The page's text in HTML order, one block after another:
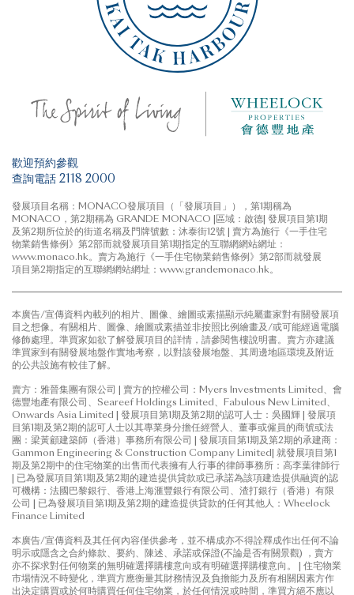
歡迎預約參觀
查詢電話 2118 2000
發展項目名稱：MONACO發展項目（「發展項目」），第1期稱為
MONACO，第2期稱為 GRANDE MONACO |區域：啟德| 發展項目第1期
及第2期所位於的街道名稱及門牌號數：沐泰街12號 | 賣方為施行《一手住宅
物業銷售條例》第2部而就發展項目第1期指定的互聯網網站網址：
www.monaco.hk。賣方為施行《一手住宅物業銷售條例》第2部而就發展
項目第2期指定的互聯網網站網址：www.grandemonaco.hk。
本廣告/宣傳資料內載列的相片、圖像、繪圖或素描顯示純屬畫家對有關發展項
目之想像。有關相片、圖像、繪圖或素描並非按照比例繪畫及/或可能經過電腦
修飾處理。準買家如欲了解發展項目的詳情，請參閱售樓說明書。賣方亦建議
準買家到有關發展地盤作實地考察，以對該發展地盤、其周邊地區環境及附近
的公共設施有較佳了解。
賣方：雅晉集團有限公司 | 賣方的控權公司：Myers Investments Limited、會
德豐地產有限公司、Seareef Holdings Limited、Fabulous New Limited、
Onwards Asia Limited | 發展項目第1期及第2期的認可人士：吳國輝 | 發展項
目第1期及第2期的認可人士以其專業身分擔任經營人、董事或僱員的商號或法
團：梁黃顧建築師（香港）事務所有限公司 | 發展項目第1期及第2期的承建商：
Gammon Engineering & Construction Company Limited| 就發展項目第1
期及第2期中的住宅物業的出售而代表擁有人行事的律師事務所：高李葉律師行
| 已為發展項目第1期及第2期的建造提供貸款或已承諾為該項建造提供融資的認
可機構：法國巴黎銀行、香港上海滙豐銀行有限公司、渣打銀行（香港）有限
公司 | 已為發展項目第1期及第2期的建造提供貸款的任何其他人：Wheelock
Finance Limited
本廣告/宣傳資料及其任何內容僅供參考，並不構成亦不得詮釋成作出任何不論
明示或隱含之合約條款、要約、陳述、承諾或保證(不論是否有關景觀) ，賣方
亦不探求對任何物業的無明確選擇購樓意向或有明確選擇購樓意向。 | 住宅物業
市場情況不時變化，準買方應衡量其財務情況及負擔能力及所有相關因素方作
出決定購買或於何時購買任何住宅物業，於任何情況或時間，準買方絕不應以